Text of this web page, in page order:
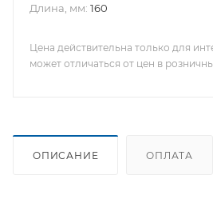
Длина, мм: 160
Цена действительна только для
может отличаться от цен в
ОПИСАНИЕ ОПЛАТА